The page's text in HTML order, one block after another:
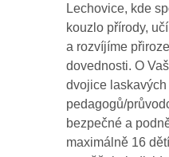
Lechovice, kde
kouzlo přírody,
a rozvíjíme
dovednosti. O
dvojice
pedagogů/
bezpečné a
maximálně 16